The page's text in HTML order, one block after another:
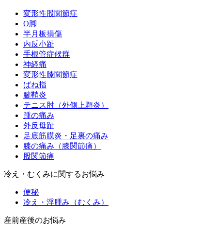
変形性股関節症
O脚
半月板損傷
内反小趾
手根管症候群
神経痛
変形性膝関節症
ばね指
腱鞘炎
テニス肘（外側上顆炎）
踵の痛み
外反母趾
足底筋膜炎・足裏の痛み
膝の痛み（膝関節痛）
股関節痛
冷え・むくみに関するお悩み
便秘
冷え・浮腫み（むくみ）
産前産後のお悩み